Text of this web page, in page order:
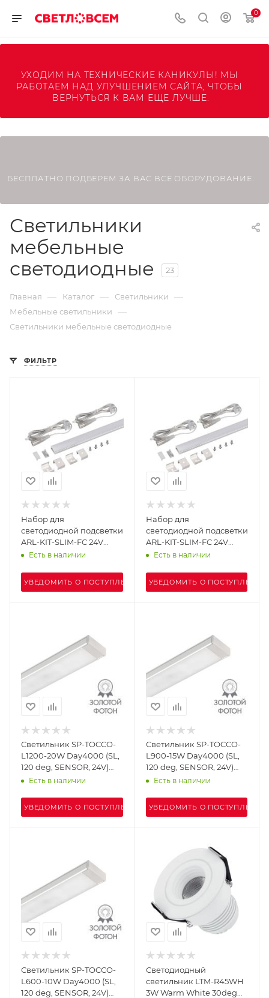
0
УХОДИМ НА ТЕХНИЧЕСКИЕ КАНИКУЛЫ! МЫ
РАБОТАЕМ НАД УЛУЧШЕНИЕМ САЙТА, ЧТОБЫ
ВЕРНУТЬСЯ К ВАМ ЕЩЕ ЛУЧШЕ.
БЕСПЛАТНО ПОДБЕРЕМ ЗА ВАС ВСЁ ОБОРУДОВАНИЕ.
Светильники
мебельные
светодиодные
23
Главная — Каталог — Светильники —
Мебельные светильники —
Светильники мебельные светодиодные
ФИЛЬТР
Набор для
светодиодной подсветки
ARL-KIT-SLIM-FC 24V
Warm3000 (14,4 W/m,
Алюминий+пластик)
Есть в наличии
УВЕДОМИТЬ О ПОСТУПЛЕНИИ
Набор для
светодиодной подсветки
ARL-KIT-SLIM-FC 24V
Day4000 (14,4 W/m, IP20,
Есть в наличии
УВЕДОМИТЬ О ПОСТУПЛЕНИИ
Светильник SP-TOCCO-
L1200-20W Day4000 (SL,
120 deg, SENSOR, 24V)
(Arlight, Металл)
Есть в наличии
УВЕДОМИТЬ О ПОСТУПЛЕНИИ
Светильник SP-TOCCO-
L900-15W Day4000 (SL,
120 deg, SENSOR, 24V)
(Arlight, IP54 Металл, 3
Есть в наличии
УВЕДОМИТЬ О ПОСТУПЛЕНИИ
Светильник SP-TOCCO-
L600-10W Day4000 (SL,
120 deg, SENSOR, 24V)
Светодиодный
светильник LTM-R45WH
3W Warm White 30deg